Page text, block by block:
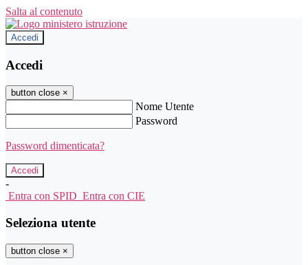
Salta al contenuto
Accedi
Accedi
button close ×
Nome Utente
Password
Password dimenticata?
-
Entra con SPID Entra con CIE
Seleziona utente
button close ×